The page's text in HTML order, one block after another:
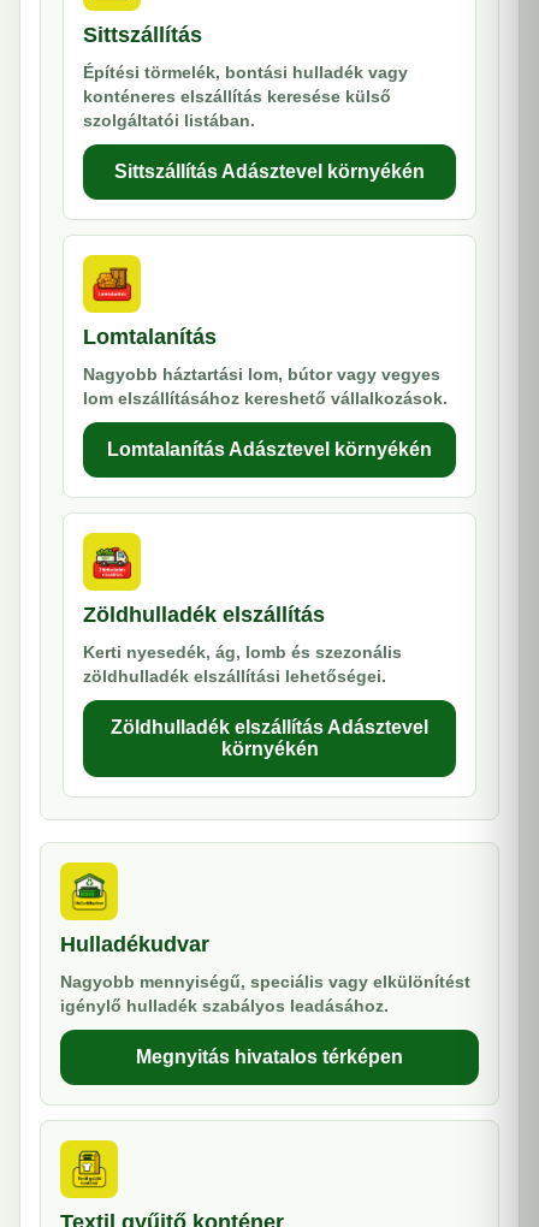
Sittszállítás
Építési törmelék, bontási hulladék vagy
konténeres elszállítás keresése külső
szolgáltatói listában.
Sittszállítás Adásztevel környékén
Lomtalanítás
Nagyobb háztartási lom, bútor vagy vegyes
lom elszállításához kereshető vállalkozások.
Lomtalanítás Adásztevel környékén
Zöldhulladék elszállítás
Kerti nyesedék, ág, lomb és szezonális
zöldhulladék elszállítási lehetőségei.
Zöldhulladék elszállítás Adásztevel
környékén
Hulladékudvar
Nagyobb mennyiségű, speciális vagy elkülönítést
igénylő hulladék szabályos leadásához.
Megnyitás hivatalos térképen
Textil gyűjtő konténer